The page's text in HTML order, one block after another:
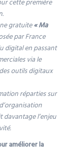
cette première
gratuite« Ma
par France
digital en passant
via le
outils digitaux
réparties sur
davantage l’enjeu
améliorer la